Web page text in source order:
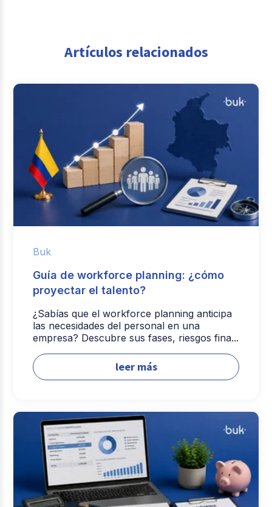
Artículos relacionados
Buk
Guía de workforce planning: ¿cómo
proyectar el talento?
¿Sabías que el workforce planning anticipa
las necesidades del personal en una
empresa? Descubre sus fases, riesgos fina...
leer más